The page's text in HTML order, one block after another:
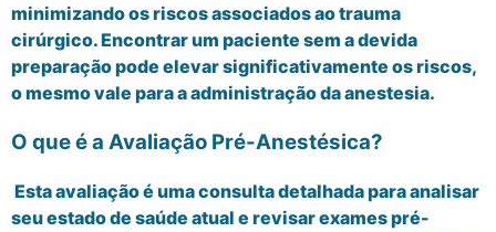
minimizando os riscos associados ao trauma
cirúrgico. Encontrar um paciente sem a devida
preparação pode elevar significativamente os riscos,
o mesmo vale para a administração da anestesia.
O que é a Avaliação Pré-Anestésica?
Esta avaliação é uma consulta detalhada para analisar
seu estado de saúde atual e revisar exames pré-